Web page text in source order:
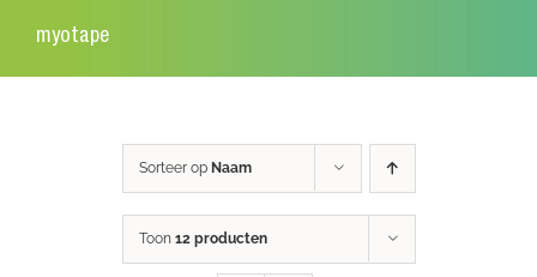
myotape
Sorteer op Naam
Toon 12 producten